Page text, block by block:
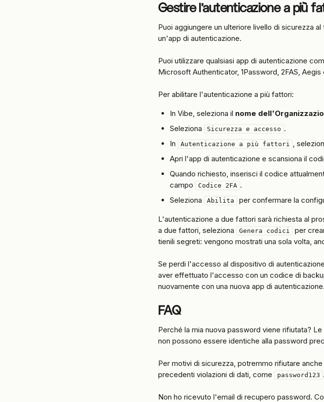
Gestire l'autenticazione a più
Puoi aggiungere un ulteriore livello di sicurezza
un'app di autenticazione.
Puoi utilizzare qualsiasi app di autenticazione
Microsoft Authenticator, 1Password, 2FAS, Aegis
Per abilitare l'autenticazione a più fattori:
In Vibe, seleziona il nome
Seleziona
Sicurezza e accesso .
In
Autenticazione a più fattori ,
Apri l'app di autenticazione e scansiona il
Quando richiesto, inserisci il codice
campo
Codice 2FA .
Seleziona
Abilita per confermare la
L'autenticazione a due fattori sarà richiesta al
a due fattori, seleziona
Genera codici per
tienili segreti: vengono mostrati una sola volta,
Se perdi l'accesso al dispositivo di
aver effettuato l'accesso con un codice di
nuovamente con una nuova app di autenticazione.
FAQ
Perché la mia nuova password viene rifiutata?
non possono essere identiche alla password
Per motivi di sicurezza, potremmo rifiutare
precedenti violazioni di dati, come
password123 .
Non ho ricevuto l'email di recupero password.